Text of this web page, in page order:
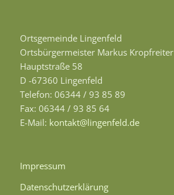
Ortsgemeinde Lingenfeld
Ortsbürgermeister Markus Kropfreiter
Hauptstraße 58
D -67360 Lingenfeld
Telefon: 06344 / 93 85 89
Fax: 06344 / 93 85 64
E-Mail: kontakt@lingenfeld.de
Impressum
Datenschutzerklärung